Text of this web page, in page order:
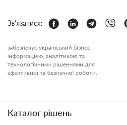
Зв'язатися:
забезпечує український бізнес
інформацією, аналітикою та
технологічними рішеннями для
ефективної та безпечної роботи.
Каталог рішень